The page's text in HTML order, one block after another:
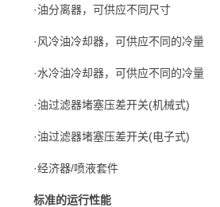
·油分离器，可供应不同尺寸
·风冷油冷却器，可供应不同的冷量
·水冷油冷却器，可供应不同的冷量
·油过滤器堵塞压差开关(机械式)
·油过滤器堵塞压差开关(电子式)
·经济器/喷液套件
标准的运行性能